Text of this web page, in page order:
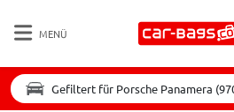
MENÜ
Gefiltert für Porsche Panamera